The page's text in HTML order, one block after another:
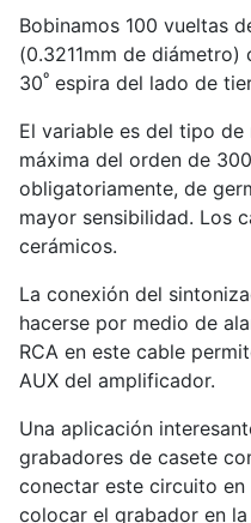
Bobinamos 100 vueltas
(0.3211mm de
30º espira del lado de
El variable es del tipo
máxima del orden de
obligatoriamente, de
mayor sensibilidad. Los
cerámicos.
La conexión del
hacerse por medio de
RCA en este cable
AUX del amplificador.
Una aplicación
grabadores de casete
conectar este circuito
colocar el grabador en